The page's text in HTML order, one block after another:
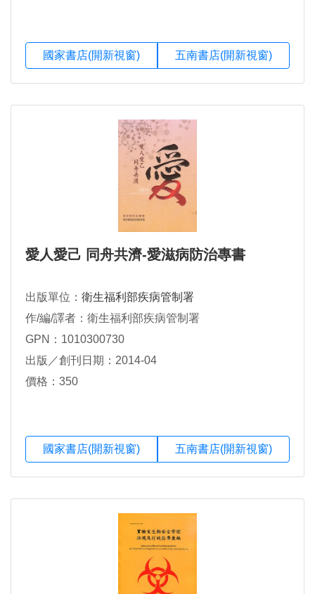
國家書店(開新視窗) 五南書店(開新視窗)
愛人愛己 同舟共濟-愛滋病防治專書
出版單位： 衛生福利部疾病管制署
作/編/譯者：衛生福利部疾病管制署
GPN：1010300730
出版／創刊日期：2014-04
價格：350
國家書店(開新視窗) 五南書店(開新視窗)